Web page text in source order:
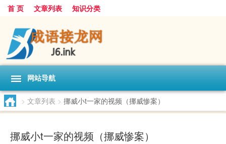
首 页 文章列表 知识分类
网站导航
> 文章列表 > 挪威小t一家的视频（挪威惨案）
挪威小t一家的视频（挪威惨案）